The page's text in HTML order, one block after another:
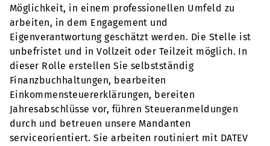
Möglichkeit, in einem professionellen Umfeld zu
arbeiten, in dem Engagement und
Eigenverantwortung geschätzt werden. Die Stelle ist
unbefristet und in Vollzeit oder Teilzeit möglich. In
dieser Rolle erstellen Sie selbstständig
Finanzbuchhaltungen, bearbeiten
Einkommensteuererklärungen, bereiten
Jahresabschlüsse vor, führen Steueranmeldungen
durch und betreuen unsere Mandanten
serviceorientiert. Sie arbeiten routiniert mit DATEV